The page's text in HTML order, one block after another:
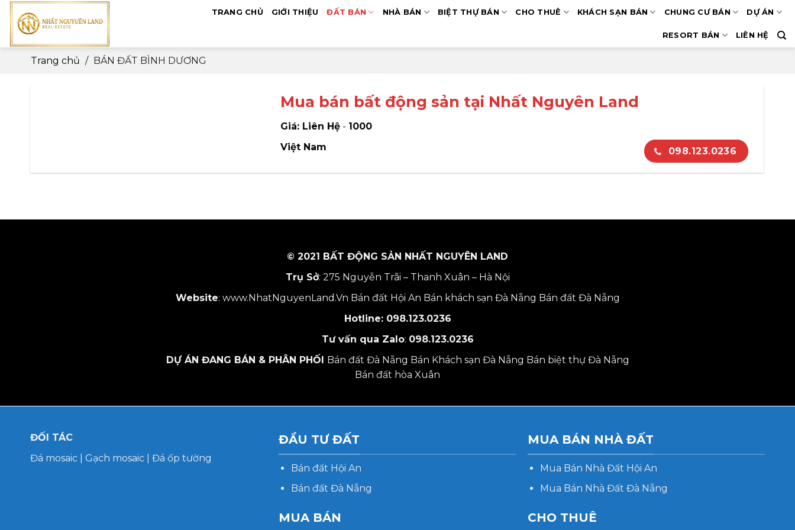
Skip
content
TRANG CHỦ GIỚI THIỆU ĐẤT BÁN NHÀ BÁN BIỆT THỰ BÁN CHO THUÊ KHÁCH SẠN BÁN CHUNG CƯ BÁN DỰ ÁN
RESORT BÁN LIÊN HỆ
Trang chủ / BÁN ĐẤT BÌNH DƯƠNG
Mua bán bất động sản tại Nhất Nguyên Land
Giá: Liên Hệ- 1000
Việt Nam
098.123.0236
© 2021 BẤT ĐỘNG SẢN NHẤT NGUYÊN LAND
Trụ Sở: 275 Nguyễn Trãi – Thanh Xuân – Hà Nội
Website: www.NhatNguyenLand.Vn Bán đất Hội An Bán khách sạn Đà Nẵng Bán đất Đà Nẵng
Hotline: 098.123.0236
Tư vấn qua Zalo: 098.123.0236
DỰ ÁN ĐANG BÁN & PHÂN PHỐI
Bán đất Đà Nẵng Bán Khách sạn Đà Nẵng Bán biệt thự Đà Nẵng
Bán đất hòa Xuân
ĐỐI TÁC
Đá mosaic| Gạch mosaic| Đá ốp tường
ĐẦU TƯ ĐẤT
Bán đất Hội An
Bán đất Đà Nẵng
MUA BÁN
MUA BÁN NHÀ ĐẤT
Mua Bán Nhà Đất Hội An
Mua Bán Nhà Đất Đà Nẵng
CHO THUÊ